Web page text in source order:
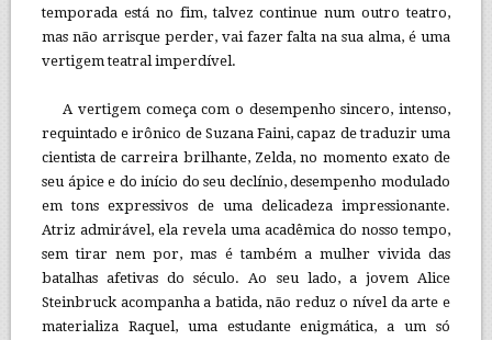
temporada está no fim, talvez continue num outro teatro,
mas não arrisque perder, vai fazer falta na sua alma, é uma
vertigem teatral imperdível.
A vertigem começa com o desempenho sincero, intenso,
requintado e irônico de Suzana Faini, capaz de traduzir uma
cientista de carreira brilhante, Zelda, no momento exato de
seu ápice e do início do seu declínio, desempenho modulado
em tons expressivos de uma delicadeza impressionante.
Atriz admirável, ela revela uma acadêmica do nosso tempo,
sem tirar nem por, mas é também a mulher vivida das
batalhas afetivas do século. Ao seu lado, a jovem Alice
Steinbruck acompanha a batida, não reduz o nível da arte e
materializa Raquel, uma estudante enigmática, a um só